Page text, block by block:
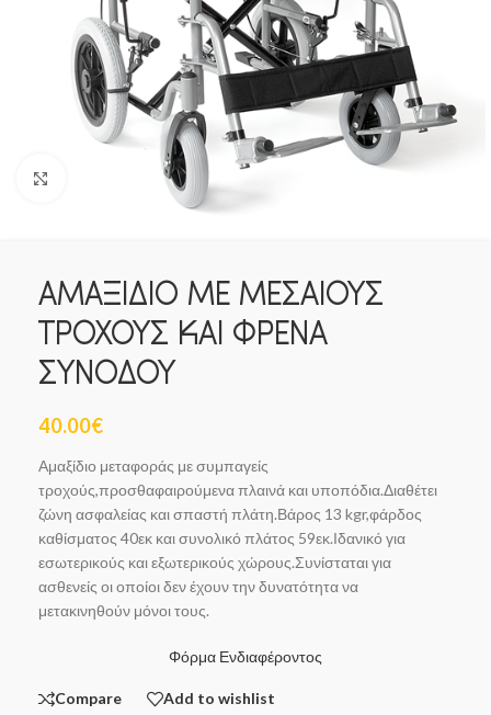
Click to enlarge
ΑΜΑΞΙΔΙΟ ΜΕ ΜΕΣΑΙΟΥΣ
ΤΡΟΧΟΥΣ ΚΑΙ ΦΡΕΝΑ
ΣΥΝΟΔΟΥ
40.00€
Αμαξίδιο μεταφοράς με συμπαγείς
τροχούς,προσθαφαιρούμενα πλαινά και υποπόδια.Διαθέτει
ζώνη ασφαλείας και σπαστή πλάτη.Βάρος 13 kgr,φάρδος
καθίσματος 40εκ και συνολικό πλάτος 59εκ.Ιδανικό για
εσωτερικούς και εξωτερικούς χώρους.Συνίσταται για
ασθενείς οι οποίοι δεν έχουν την δυνατότητα να
μετακινηθούν μόνοι τους.
Φόρμα Ενδιαφέροντος
Compare Add to wishlist